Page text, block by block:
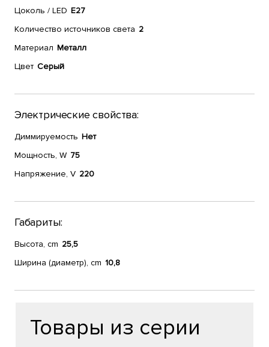
Цоколь / LED E27
Количество источников света 2
Материал Металл
Цвет Серый
Электрические свойства:
Диммируемость Нет
Мощность, W 75
Напряжение, V 220
Габариты:
Высота, cm 25,5
Ширина (диаметр), cm 10,8
Товары из серии